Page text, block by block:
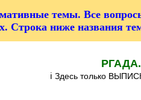
темы. Все
Строка ниже названия
РГАДА.
ℹ Здесь только